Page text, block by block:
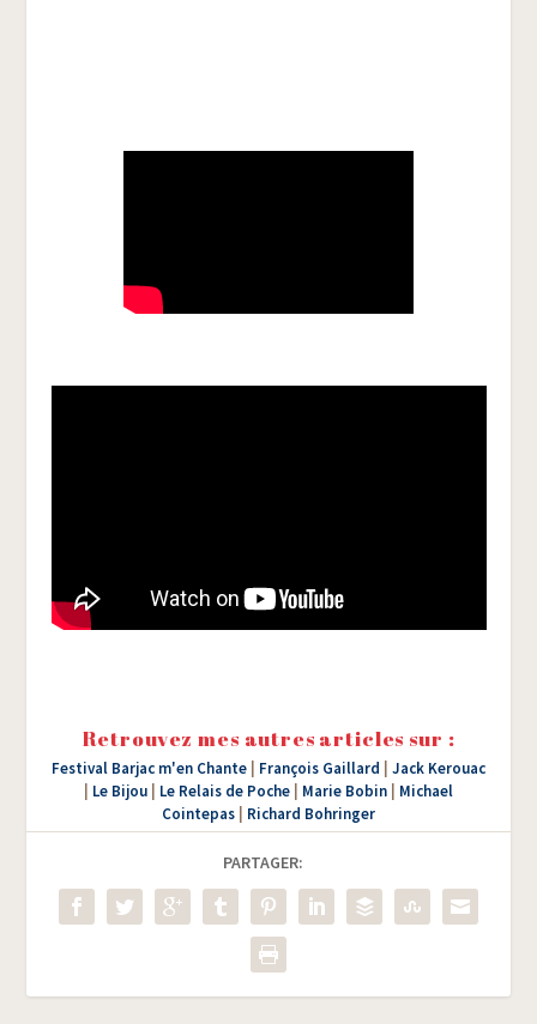
Retrouvez mes autres articles sur :
Festival Barjac m'en Chante François Gaillard
Jack Kerouac
Le Bijou Le Relais de Poche Marie Bobin
Michael
Cointepas
Richard Bohringer
PARTAGER: